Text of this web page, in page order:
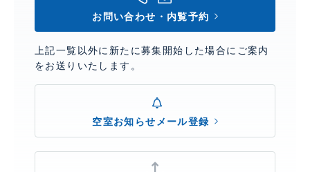
お問い合わせ・内覧予約
上記一覧以外に新たに募集開始した場合にご案内
をお送りいたします。
空室お知らせメール登録